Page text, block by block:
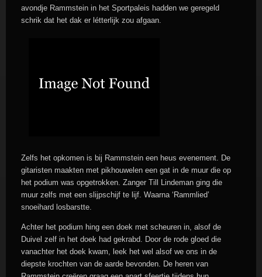
avondje Rammstein in het Sportpaleis hadden we geregeld
schrik dat het dak er létterlijk zou afgaan.
Zelfs het opkomen is bij Rammstein een heus evenement. De
gitaristen maakten met pikhouwelen een gat in de muur die op
het podium was opgetrokken. Zanger Till Lindeman ging die
muur zelfs met een slijpschijf te lijf. Waarna ‘Rammlied’
snoeihard losbarstte.
Achter het podium hing een doek met scheuren in, alsof de
Duivel zelf in het doek had gekrabd. Door de rode gloed die
vanachter het doek kwam, leek het wel alsof we ons in de
diepste krochten van de aarde bevonden. De heren van